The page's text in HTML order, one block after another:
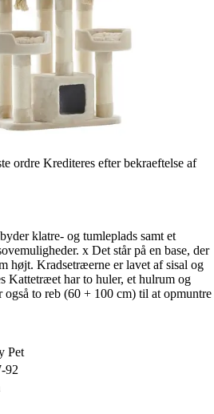
ordre Krediteres efter bekraeftelse af
klatre- og tumleplads samt et
x Det står på en base, der
højt. Kradsetræerne er lavet af sisal og
Kattetræet har to huler, et hulrum og
også to reb (60 + 100 cm) til at opmuntre
Pet
92